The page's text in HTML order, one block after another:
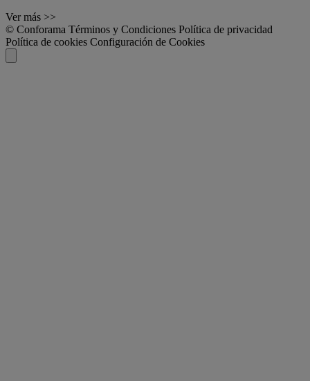
Ver más >>
© Conforama Términos y Condiciones Política de privacidad
Política de cookies Configuración de Cookies